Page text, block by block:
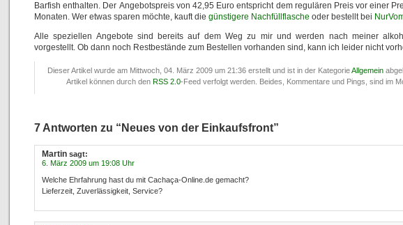
Barfish enthalten. Der Angebotspreis von 42,95 Euro entspricht dem regulären Preis vor einer
Monaten. Wer etwas sparen möchte, kauft die günstigere Nachfüllflasche oder bestellt bei
Alle speziellen Angebote sind bereits auf dem Weg zu mir und werden nach meiner
vorgestellt. Ob dann noch Restbestände zum Bestellen vorhanden sind, kann ich leider nicht
Dieser Artikel wurde am Mittwoch, 04. März 2009 um 21:36 erstellt und ist in der KategorieAllgemein
Artikel können durch den RSS 2.0-Feed verfolgt werden. Beides, Kommentare und Pings, sind im
7 Antworten zu “Neues von der Einkaufsfront”
Martin sagt:
6. März 2009 um 19:08 Uhr
Welche Ehrfahrung hast du mit Cachaça-Online.de gemacht?
Lieferzeit, Zuverlässigkeit, Service?